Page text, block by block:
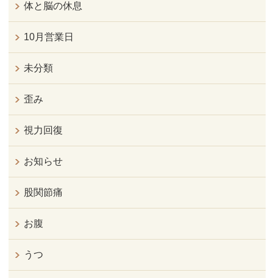
体と脳の休息
10月営業日
未分類
歪み
視力回復
お知らせ
股関節痛
お腹
うつ